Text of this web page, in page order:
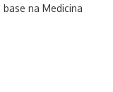
na Medicina